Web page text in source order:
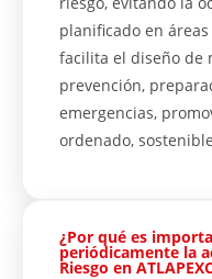
planificado en
facilita el diseño de
prevención,
emergencias,
ordenado,
¿Por qué es
periódicamente la
Riesgo en